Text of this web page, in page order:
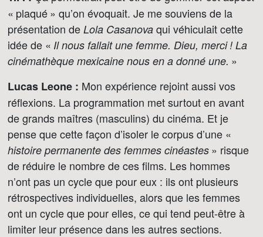
« plaqué » qu’on évoquait. Je me souviens de la
présentation de Lola Casanova qui véhiculait cette
idée de « Il nous fallait une femme. Dieu, merci ! La
cinémathèque mexicaine nous en a donné une. »
Lucas Leone : Mon expérience rejoint aussi vos
réflexions. La programmation met surtout en avant
de grands maîtres (masculins) du cinéma. Et je
pense que cette façon d’isoler le corpus d’une «
histoire permanente des femmes cinéastes » risque
de réduire le nombre de ces films. Les hommes
n’ont pas un cycle que pour eux : ils ont plusieurs
rétrospectives individuelles, alors que les femmes
ont un cycle que pour elles, ce qui tend peut-être à
limiter leur présence dans les autres sections.